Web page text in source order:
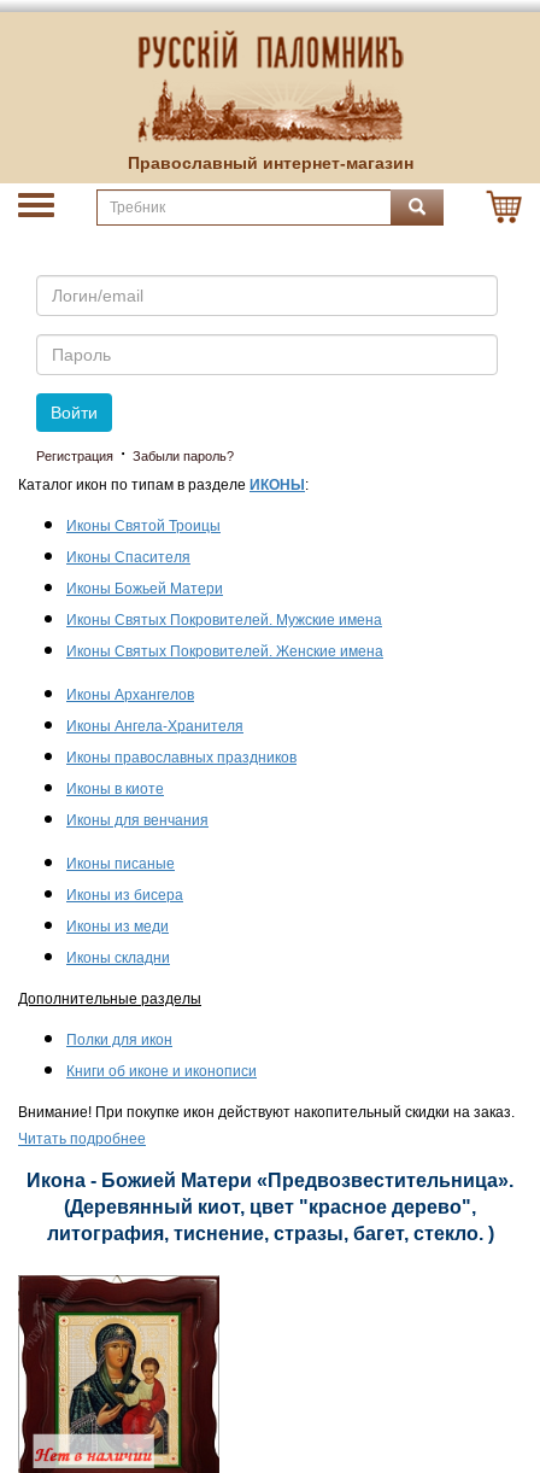
Православный интернет-магазин
Email
Пароль
Войти
Регистрация · Забыли пароль?
Каталог икон по типам в разделе ИКОНЫ :
Иконы Святой Троицы
Иконы Спасителя
Иконы Божьей Матери
Иконы Святых Покровителей. Мужские имена
Иконы Святых Покровителей. Женские имена
Иконы Архангелов
Иконы Ангела-Хранителя
Иконы православных праздников
Иконы в киоте
Иконы для венчания
Иконы писаные
Иконы из бисера
Иконы из меди
Иконы складни
Дополнительные разделы
Полки для икон
Книги об иконе и иконописи
Внимание! При покупке икон действуют накопительный скидки на заказ.
Читать подробнее
Икона - Божией Матери «Предвозвестительница».
(Деревянный киот, цвет "красное дерево",
литография, тиснение, стразы, багет, стекло. )